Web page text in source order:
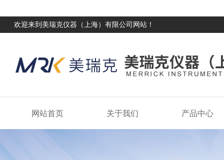
欢迎来到美瑞克仪器（上海）有限公司网站！
网站首页 关于我们 产品中心